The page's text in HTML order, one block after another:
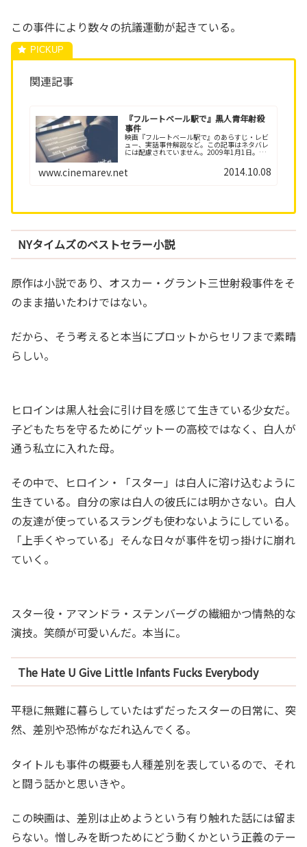
この事件により数々の抗議運動が起きている。
関連記事
『フルートベール駅で』黒人青年射殺
事件
映画『フルートベール駅で』のあらすじ・レビ
ュー、実話事件解説など。この記事はネタバレ
には配慮されていません。2009年1月1日。カ
グラント三世が警官に取り押さえられ銃殺され
る事件が発生…
www.cinemarev.net 2014.10.08
NYタイムズのベストセラー小説
原作は小説であり、オスカー・グラント三世射殺事件をそ
のまま描いたわけではない。
だから、そう考えると本当にプロットからセリフまで素晴
らしい。
ヒロインは黒人社会に引け目を感じて生きている少女だ。
子どもたちを守るためにゲットーの高校ではなく、白人が
通う私立に入れた母。
その中で、ヒロイン・「スター」は白人に溶け込むように
生きている。自分の家は白人の彼氏には明かさない。白人
の友達が使っているスラングも使わないようにしている。
「上手くやっている」そんな日々が事件を切っ掛けに崩れ
ていく。
スター役・アマンドラ・ステンバーグの繊細かつ情熱的な
演技。笑顔が可愛いんだ。本当に。
The Hate U Give Little Infants Fucks Everybody
平穏に無難に暮らしていたはずだったスターの日常に、突
然、差別や恐怖がなだれ込んでくる。
タイトルも事件の概要も人種差別を表しているので、それ
と闘う話かと思いきや。
この映画は、差別は止めようという有り触れた話には留ま
らない。憎しみを断つためにどう動くかという正義のテー